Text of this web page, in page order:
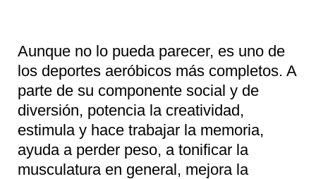
Aunque no lo pueda parecer, es uno de
los deportes aeróbicos más completos. A
parte de su componente social y de
diversión, potencia la creatividad,
estimula y hace trabajar la memoria,
ayuda a perder peso, a tonificar la
musculatura en general, mejora la